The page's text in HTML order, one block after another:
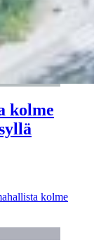
kolme
kolme